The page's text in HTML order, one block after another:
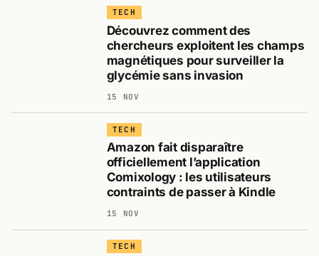
TECH
Découvrez comment des
chercheurs exploitent les champs
magnétiques pour surveiller la
glycémie sans invasion
15 NOV
TECH
Amazon fait disparaître
officiellement l’application
Comixology : les utilisateurs
contraints de passer à Kindle
15 NOV
TECH